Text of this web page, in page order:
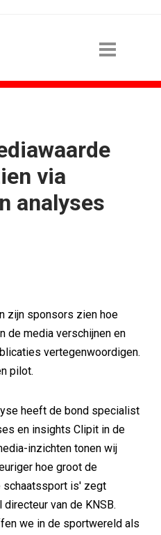
via
analyses
zijn sponsors zien hoe
de media verschijnen en
vertegenwoordigen.
pilot.
heeft de bond specialist
en insights Clipit in de
inzichten tonen wij
hoe groot de
schaatssport is' zegt
van de KNSB.
we in de sportwereld als